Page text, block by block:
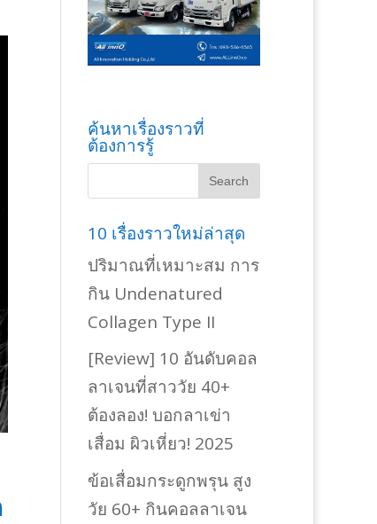
ค้นหาเรื่องราวที่
ต้องการรู้
10 เรื่องราวใหม่ล่าสุด
ปริมาณที่เหมาะสม การ
กิน Undenatured
Collagen Type II
[Review] 10 อันดับคอล
ลาเจนที่สาววัย 40+
ต้องลอง! บอกลาเข่า
เสื่อม ผิวเหี่ยว! 2025
ข้อเสื่อมกระดูกพรุน สูง
วัย 60+ กินคอลลาเจน